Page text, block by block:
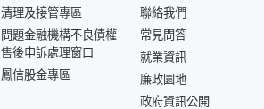
清理及接管專區
問題金融機構不良債權
售後申訴處理窗口
鳳信股金專區
聯絡我們
常見問答
就業資訊
廉政園地
政府資訊公開